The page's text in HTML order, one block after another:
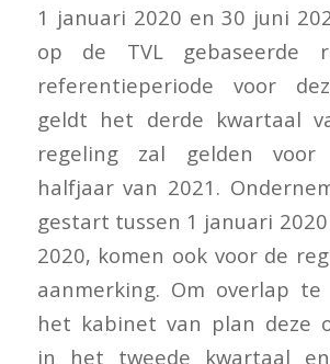
1 januari 2020 en 30 juni
op de TVL gebaseerde
referentieperiode voor
geldt het derde kwartaal
regeling zal gelden
halfjaar van 2021.
gestart tussen 1 januari
2020, komen ook voor de
aanmerking. Om overlap
het kabinet van plan deze
in het tweede kwartaal